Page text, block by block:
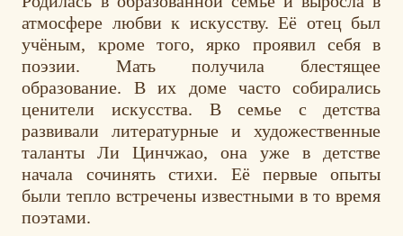
атмосфере любви к искусству. Её отец был
учёным, кроме того, ярко проявил себя в
поэзии. Мать получила блестящее
образование. В их доме часто собирались
ценители искусства. В семье с детства
развивали литературные и художественные
таланты Ли Цинчжао, она уже в детстве
начала сочинять стихи. Её первые опыты
были тепло встречены известными в то время
поэтами.